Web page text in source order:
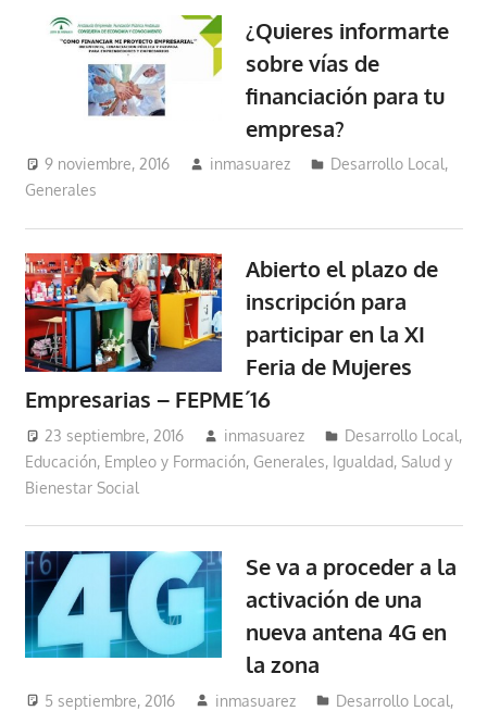
¿Quieres informarte
sobre vías de
financiación para tu
empresa?
9 noviembre, 2016 inmasuarez Desarrollo Local,
Generales
Abierto el plazo de
inscripción para
participar en la XI
Feria de Mujeres
Empresarias – FEPME´16
23 septiembre, 2016 inmasuarez Desarrollo Local,
Educación, Empleo y Formación, Generales, Igualdad, Salud y
Bienestar Social
Se va a proceder a la
activación de una
nueva antena 4G en
la zona
5 septiembre, 2016 inmasuarez Desarrollo Local,